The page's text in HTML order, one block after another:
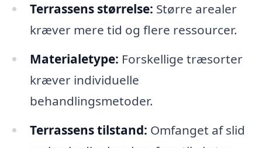
Terrassens størrelse: Større arealer
kræver mere tid og flere ressourcer.
Materialetype: Forskellige træsorter
kræver individuelle
behandlingsmetoder.
Terrassens tilstand: Omfanget af slid